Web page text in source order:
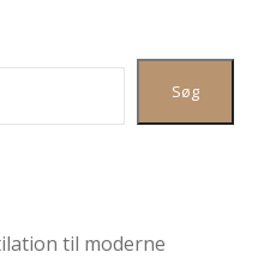
Søg
til moderne